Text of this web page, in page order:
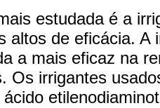
estudada é a
altos de eficácia. A
a mais eficaz na
Os irrigantes